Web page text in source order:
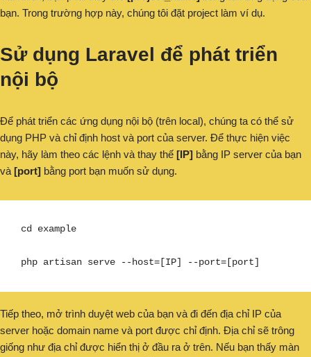
bạn. Trong trường hợp này, chúng tôi đặt project làm ví dụ.
Sử dụng Laravel để phát triển
nội bộ
Để phát triển các ứng dụng nội bộ (trên local), chúng ta có thể sử
dụng PHP và chỉ định host và port của server. Để thực hiện việc
này, hãy làm theo các lệnh và thay thế [IP] bằng IP server của bạn
và [port] bằng port bạn muốn sử dụng.
cd example
php artisan serve --host=[IP] --port=[port]
Tiếp theo, mở trình duyệt web của bạn và đi đến địa chỉ IP của
server hoặc domain name và port được chỉ định. Địa chỉ sẽ trông
giống như địa chỉ được hiển thị ở đầu ra ở trên. Nếu bạn thấy màn